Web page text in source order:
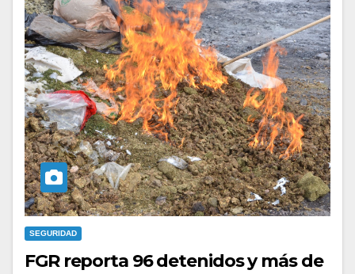
SEGURIDAD
FGR reporta 96 detenidos y más de